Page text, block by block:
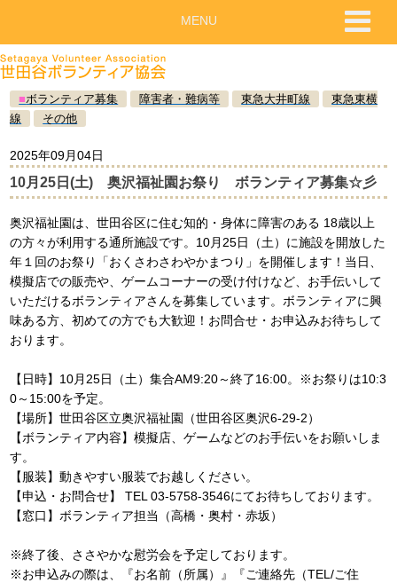
■ボランティア募集 障害者・難病等 東急大井町線
東急東横
線
その他
2025年09月04日
10月25日(土) 奥沢福祉園お祭り ボランティア募集☆彡
奥沢福祉園は、世田谷区に住む知的・身体に障害のある 18歳以上
の方々が利用する通所施設です。10月25日（土）に施設を開放した
年１回のお祭り「おくさわさわやかまつり」を開催します！当日、
模擬店での販売や、ゲームコーナーの受け付けなど、お手伝いして
いただけるボランティアさんを募集しています。ボランティアに興
味ある方、初めての方でも大歓迎！お問合せ・お申込みお待ちして
おります。
【日時】10月25日（土）集合AM9:20～終了16:00。※お祭りは10:3
0～15:00を予定。
【場所】世田谷区立奥沢福祉園（世田谷区奥沢6-29-2）
【ボランティア内容】模擬店、ゲームなどのお手伝いをお願いしま
す。
【服装】動きやすい服装でお越しください。
【申込・お問合せ】 TEL 03-5758-3546にてお待ちしております。
【窓口】ボランティア担当（高橋・奥村・赤坂）
※終了後、ささやかな慰労会を予定しております。
※お申込みの際は、『お名前（所属）』『ご連絡先（TEL/ご住
MENU